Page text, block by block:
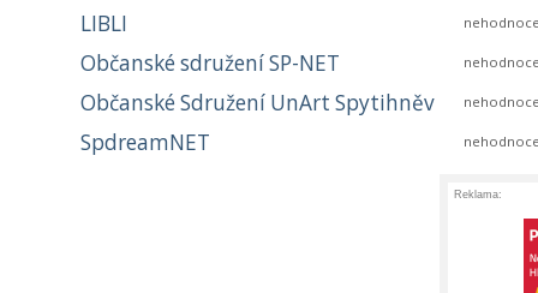
LIBLI
Občanské sdružení SP-NET
Občanské Sdružení UnArt Spytihněv
SpdreamNET
Reklama: